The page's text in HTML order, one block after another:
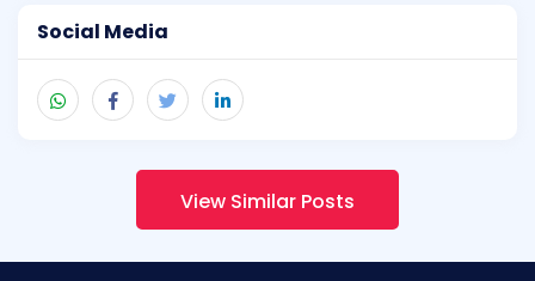
Social Media
View Similar Posts